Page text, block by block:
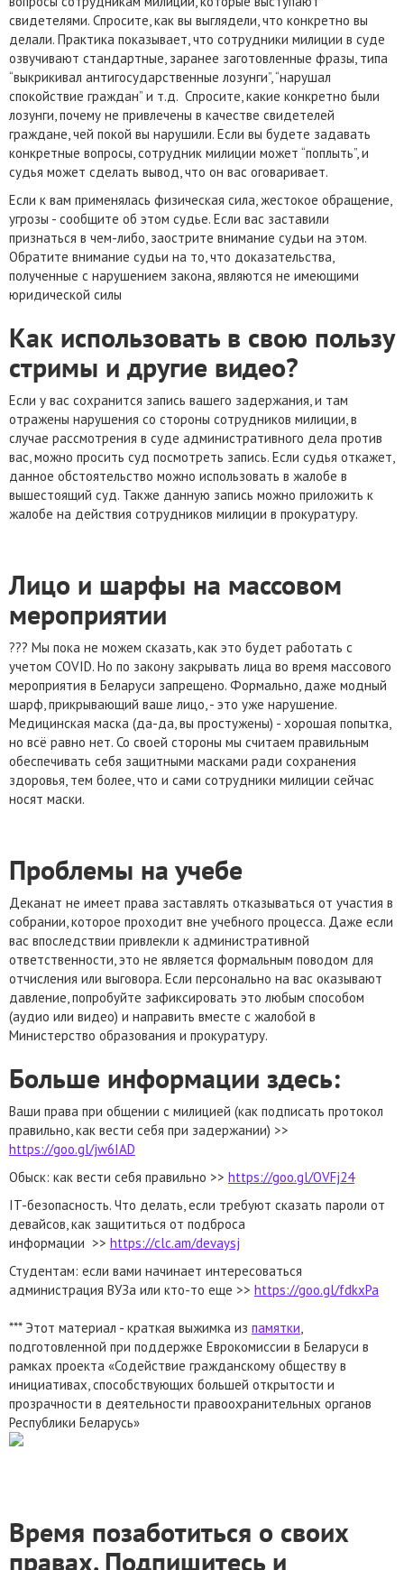
свидетелями. Спросите, как вы выглядели, что конкретно вы
делали. Практика показывает, что сотрудники милиции в суде
озвучивают стандартные, заранее заготовленные фразы, типа
“выкрикивал антигосударственные лозунги”, “нарушал
спокойствие граждан” и т.д. Спросите, какие конкретно были
лозунги, почему не привлечены в качестве свидетелей
граждане, чей покой вы нарушили. Если вы будете задавать
конкретные вопросы, сотрудник милиции может “поплыть”, и
судья может сделать вывод, что он вас оговаривает.
Если к вам применялась физическая сила, жестокое обращение,
угрозы - сообщите об этом судье. Если вас заставили
признаться в чем-либо, заострите внимание судьи на этом.
Обратите внимание судьи на то, что доказательства,
полученные с нарушением закона, являются не имеющими
юридической силы
Как использовать в свою пользу
стримы и другие видео?
Если у вас сохранится запись вашего задержания, и там
отражены нарушения со стороны сотрудников милиции, в
случае рассмотрения в суде административного дела против
вас, можно просить суд посмотреть запись. Если судья откажет,
данное обстоятельство можно использовать в жалобе в
вышестоящий суд. Также данную запись можно приложить к
жалобе на действия сотрудников милиции в прокуратуру.
Лицо и шарфы на массовом
мероприятии
??? Мы пока не можем сказать, как это будет работать с
учетом COVID. Но по закону закрывать лица во время массового
мероприятия в Беларуси запрещено. Формально, даже модный
шарф, прикрывающий ваше лицо, - это уже нарушение.
Медицинская маска (да-да, вы простужены) - хорошая попытка,
но всё равно нет. Со своей стороны мы считаем правильным
обеспечивать себя защитными масками ради сохранения
здоровья, тем более, что и сами сотрудники милиции сейчас
носят маски.
Проблемы на учебе
Деканат не имеет права заставлять отказываться от участия в
собрании, которое проходит вне учебного процесса. Даже если
вас впоследствии привлекли к административной
ответственности, это не является формальным поводом для
отчисления или выговора. Если персонально на вас оказывают
давление, попробуйте зафиксировать это любым способом
(аудио или видео) и направить вместе с жалобой в
Министерство образования и прокуратуру.
Больше информации здесь:
Ваши права при общении с милицией (как подписать протокол
правильно, как вести себя при задержании) >>
https://goo.gl/jw6IAD
Обыск: как вести себя правильно >> https://goo.gl/OVFj24
IT-безопасность. Что делать, если требуют сказать пароли от
девайсов, как защититься от подброса
информации >> https://clc.am/devaysj
Студентам: если вами начинает интересоваться
администрация ВУЗа или кто-то еще >> https://goo.gl/fdkxPa
*** Этот материал - краткая выжимка из памятки,
подготовленной при поддержке Еврокомиссии в Беларуси в
рамках проекта «Содействие гражданскому обществу в
инициативах, способствующих большей открытости и
прозрачности в деятельности правоохранительных органов
Республики Беларусь»
Время позаботиться о своих
правах. Подпишитесь и